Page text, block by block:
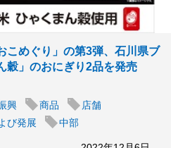
こめぐり」の第3弾、石川県ブ
穀」のおにぎり2品を発売
興 商品
店舗
び発展
中部